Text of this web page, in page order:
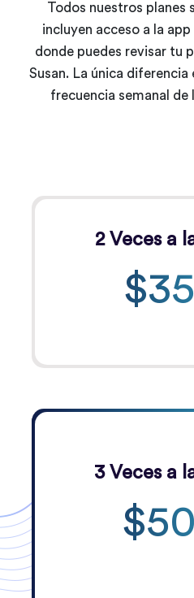
Todos nuestros planes
incluyen acceso a la
donde puedes revisar tu
Susan. La única diferencia
frecuencia semanal
2 Veces a
$35
3 Veces a
$50